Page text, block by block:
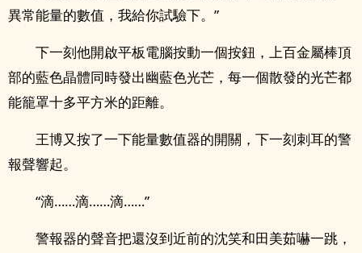
異常能量的數值，我給你試驗下。”
下一刻他開啟平板電腦按動一個按鈕，上百金屬棒頂
部的藍色晶體同時發出幽藍色光芒，每一個散發的光芒都
能籠罩十多平方米的距離。
王博又按了一下能量數值器的開關，下一刻刺耳的警
報聲響起。
“滴……滴……滴……”
警報器的聲音把還沒到近前的沈笑和田美茹嚇一跳，